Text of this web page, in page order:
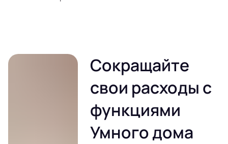
Сокращайте
свои расходы с
функциями
Умного дома